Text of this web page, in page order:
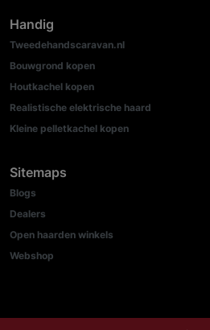
Handig
Tweedehandscaravan.nl
Bouwgrond kopen
Houtkachel kopen
Realistische elektrische haard
Kleine pelletkachel kopen
Sitemaps
Blogs
Dealers
Open haarden winkels
Webshop